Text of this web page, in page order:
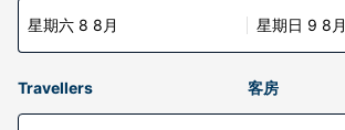
星期六 8 8月 星期日 9 8月
Travellers 客房